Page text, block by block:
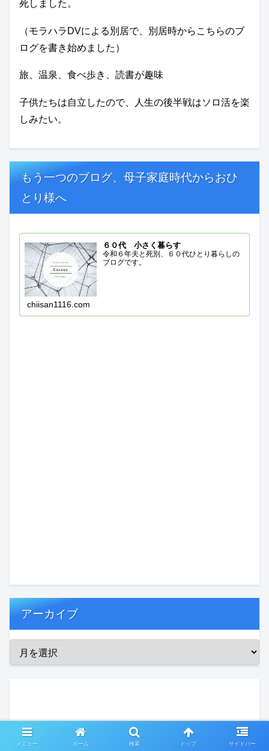
死しました。
（モラハラDVによる別居で、別居時からこちらのブ
ログを書き始めました）
旅、温泉、食べ歩き、読書が趣味
子供たちは自立したので、人生の後半戦はソロ活を楽
しみたい。
もう一つのブログ、母子家庭時代からおひ
とり様へ
６０代 小さく暮らす
令和６年夫と死別、６０代ひとり暮らしの
ブログです。
chiisan1116.com
アーカイブ
メニュー ホーム 検索 トップ サイドバー